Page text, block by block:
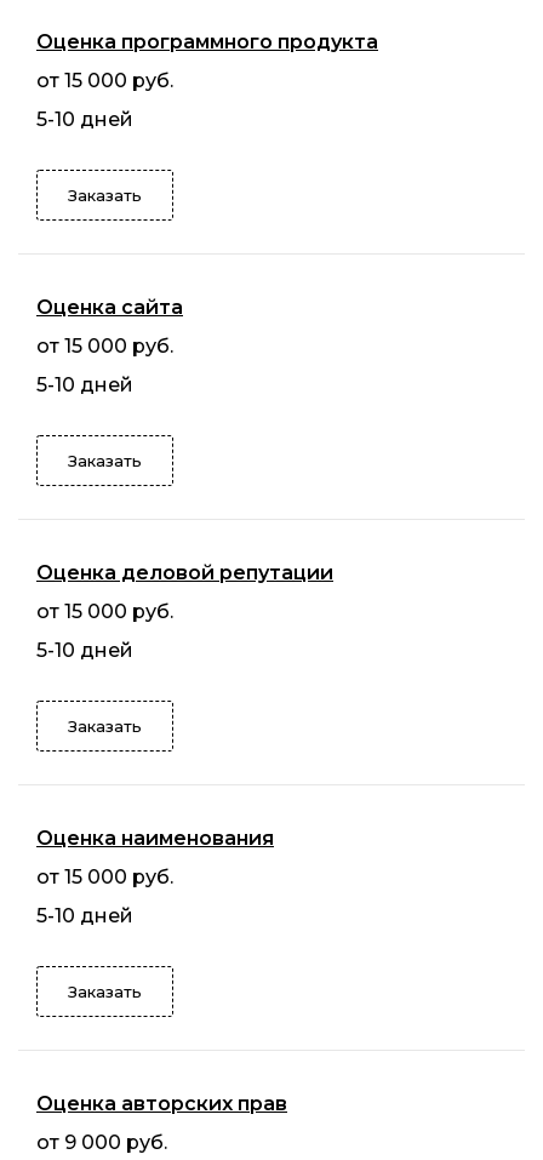
Оценка программного продукта
от 15 000 руб.
5-10 дней
Заказать
Оценка сайта
от 15 000 руб.
5-10 дней
Заказать
Оценка деловой репутации
от 15 000 руб.
5-10 дней
Заказать
Оценка наименования
от 15 000 руб.
5-10 дней
Заказать
Оценка авторских прав
от 9 000 руб.